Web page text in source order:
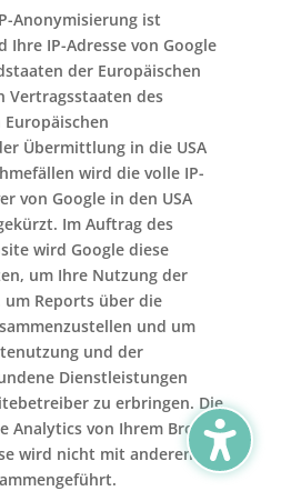
Anonymisierung ist
IP-Adresse von Google
der Europäischen
Vertragsstaaten des
Übermittlung in die USA
wird die volle IP-
von Google in den USA
Im Auftrag des
wird Google diese
um Ihre Nutzung der
Reports über die
und um
und der
Dienstleistungen
zu erbringen. Die
Analytics von Ihrem Browser
wird nicht mit anderen